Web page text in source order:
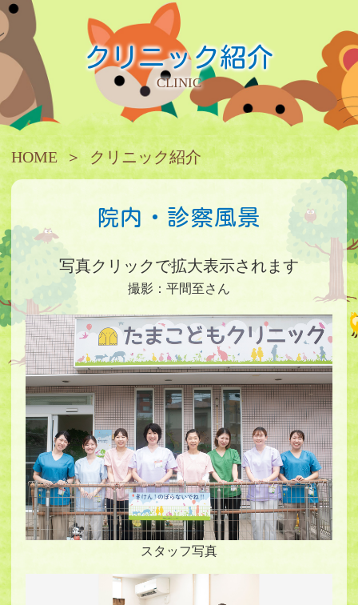
クリニック紹介
CLINIC
HOME クリニック紹介
院内・診察風景
写真クリックで拡大表示されます
撮影：平間至さん
スタッフ写真